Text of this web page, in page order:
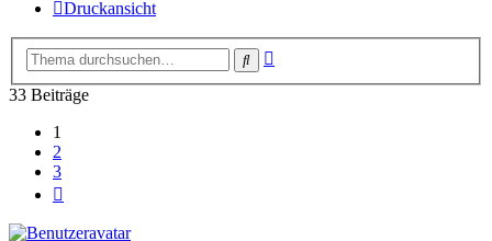
Druckansicht
Suche
33 Beiträge
1
2
3